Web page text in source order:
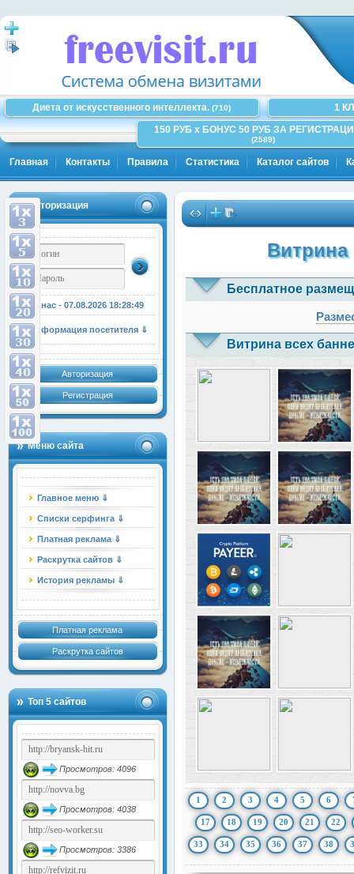
Диета от искусственного интеллекта. (710)
1
150 РУБ x БОНУС 50 РУБ ЗА
(2589)
Главная Контакты Правила Статистика Каталог сайтов
Авторизация
У нас - 07.08.2026 18:28:49
Информация посетителя ⇓
Авторизация
Регистрация
Меню сайта
Главное меню ⇓
Списки серфинга ⇓
Платная реклама ⇓
Раскрутка сайтов ⇓
История рекламы ⇓
Платная реклама
Раскрутка сайтов
Топ 5 сайтов
Просмотров: 4096
Просмотров: 4038
Просмотров: 3386
Витрина
Бесплатное
Витрина всех
1 2 3 4 5 6
17 18 19 20 21 22
33 34 35 36 37 38